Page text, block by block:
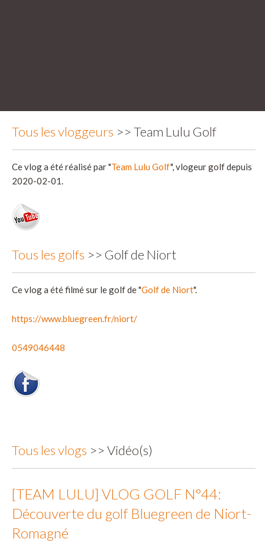
Tous les vloggeurs >> Team Lulu Golf
Ce vlog a été réalisé par "Team Lulu Golf", vlogeur golf depuis
2020-02-01.
Tous les golfs >> Golf de Niort
Ce vlog a été filmé sur le golf de "Golf de Niort".
https://www.bluegreen.fr/niort/
0549046448
Tous les vlogs >> Vidéo(s)
[TEAM LULU] VLOG GOLF N°44:
Découverte du golf Bluegreen de Niort-
Romagné